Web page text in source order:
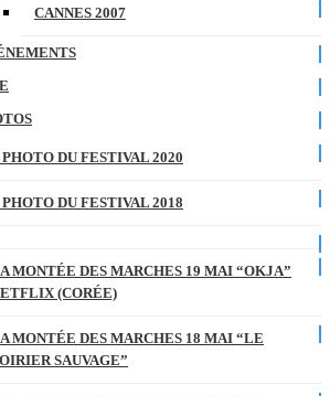
CANNES 2007
DU FESTIVAL 2020
DU FESTIVAL 2018
MONTÉE DES MARCHES 19 MAI “OKJA”
(CORÉE)
MONTÉE DES MARCHES 18 MAI “LE
SAUVAGE”